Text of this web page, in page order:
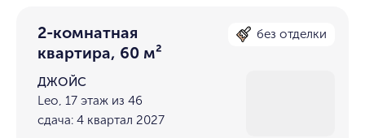
2-комнатная
квартира, 60 м²
без отделки
ДЖОЙС
Leo, 17 этаж из 46
сдача: 4 квартал 2027